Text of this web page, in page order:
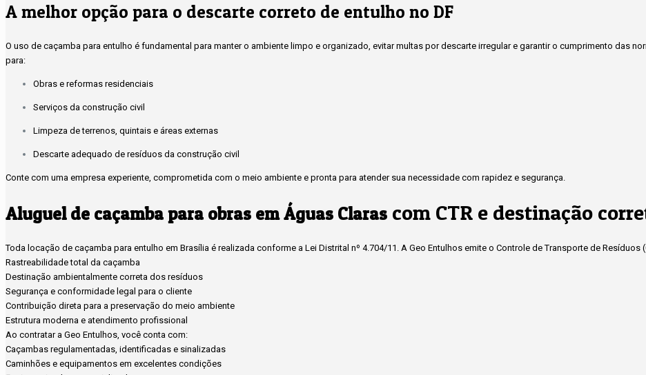
A melhor opção para o descarte correto de entulho no DF
O uso de caçamba para entulho é fundamental para manter o ambiente limpo e organizado, evitar multas por descarte irregular e garantir o cumprimento das
para:
Obras e reformas residenciais
Serviços da construção civil
Limpeza de terrenos, quintais e áreas externas
Descarte adequado de resíduos da construção civil
Conte com uma empresa experiente, comprometida com o meio ambiente e pronta para atender sua necessidade com rapidez e segurança.
Aluguel de caçamba para obras em Águas Claras com CTR e destinação
Toda locação de caçamba para entulho em Brasília é realizada conforme a Lei Distrital nº 4.704/11. A Geo Entulhos emite o Controle de Transporte de Resíduos
Rastreabilidade total da caçamba
Destinação ambientalmente correta dos resíduos
Segurança e conformidade legal para o cliente
Contribuição direta para a preservação do meio ambiente
Estrutura moderna e atendimento profissional
Ao contratar a Geo Entulhos, você conta com:
Caçambas regulamentadas, identificadas e sinalizadas
Caminhões e equipamentos em excelentes condições